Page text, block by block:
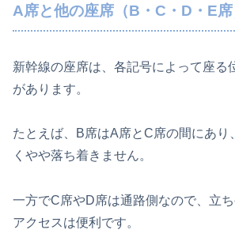
A席と他の座席（B・C・D・E
新幹線の座席は、各記号によって座る
があります。
たとえば、B席はA席とC席の間にあり
くやや落ち着きません。
一方でC席やD席は通路側なので、立
アクセスは便利です。